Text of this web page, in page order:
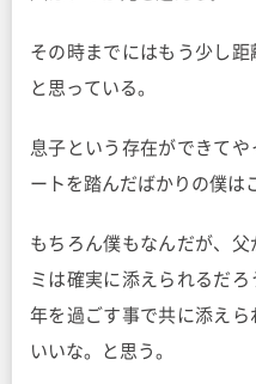
その時までにはもう少し
と思っている。
息子という存在ができて
ートを踏んだばかりの僕は
もちろん僕もなんだが、
ミは確実に添えられるだ
年を過ごす事で共に添えら
いいな。と思う。